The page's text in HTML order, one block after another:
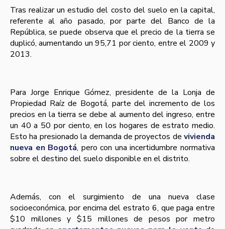
Tras realizar un estudio del costo del suelo en la capital,
referente al año pasado, por parte del Banco de la
República, se puede observa que el precio de la tierra se
duplicó, aumentando un 95,71 por ciento, entre el 2009 y
2013.
Para Jorge Enrique Gómez, presidente de la Lonja de
Propiedad Raí­z de Bogotá, parte del incremento de los
precios en la tierra se debe al aumento del ingreso, entre
un 40 a 50 por ciento, en los hogares de estrato medio.
Esto ha presionado la demanda de proyectos de vivienda
nueva en Bogotá, pero con una incertidumbre normativa
sobre el destino del suelo disponible en el distrito.
Además, con el surgimiento de una nueva clase
socioeconómica, por encima del estrato 6, que paga entre
$10 millones y $15 millones de pesos por metro